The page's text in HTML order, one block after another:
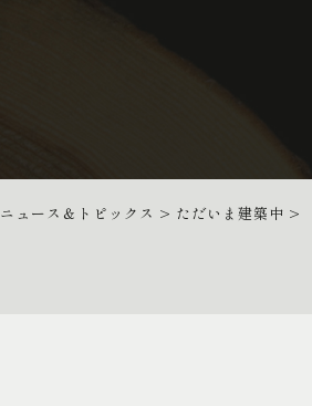
ニュース＆トピックス > ただいま建築中 >